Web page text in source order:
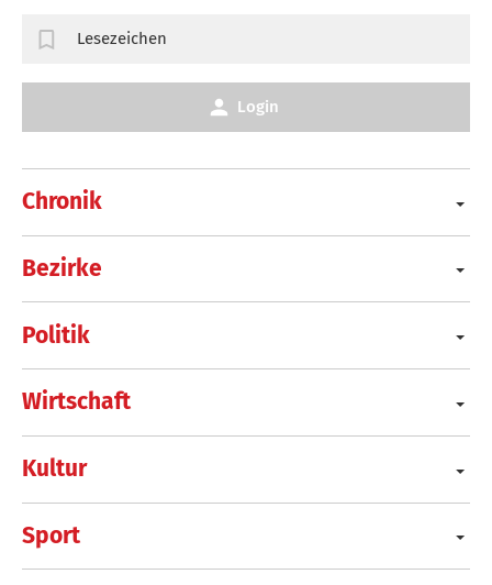
Chronik
Bezirke
Politik
Wirtschaft
Kultur
Sport
Lesezeichen
Login